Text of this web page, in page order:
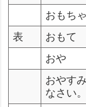
おもちゃ
表
おもて
おや
おやすみ
なさい。